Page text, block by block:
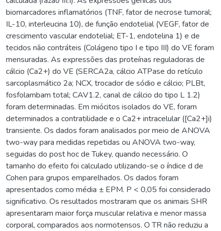
biomarcadores inflamatórios (TNF, fator de necrose tumoral;
IL-10, interleucina 10), de função endotelial (VEGF, fator de
crescimento vascular endotelial; ET-1, endotelina 1) e de
tecidos não contráteis (Colágeno tipo I e tipo III) do VE foram
mensuradas. As expressões das proteínas reguladoras de
cálcio (Ca2+) do VE (SERCA2a, cálcio ATPase do retículo
sarcoplasmático 2a; NCX, trocador de sódio e cálcio; PLBt,
fosfolambam total; CAV1.2, canal de cálcio do tipo L 1.2)
foram determinadas. Em miócitos isolados do VE, foram
determinados a contratilidade e o Ca2+ intracelular ([Ca2+]i)
transiente. Os dados foram analisados por meio de ANOVA
two-way para medidas repetidas ou ANOVA two-way,
seguidas do post hoc de Tukey, quando necessário. O
tamanho do efeito foi calculado utilizando-se o índice d de
Cohen para grupos emparelhados. Os dados foram
apresentados como média ± EPM. P < 0,05 foi considerado
significativo. Os resultados mostraram que os animais SHR
apresentaram maior força muscular relativa e menor massa
corporal, comparados aos normotensos. O TR não reduziu a